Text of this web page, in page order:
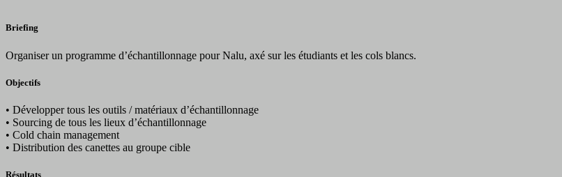
Briefing
Organiser un programme d’échantillonnage pour Nalu, axé sur les étudiants et les cols blancs.
Objectifs
• Développer tous les outils / matériaux d’échantillonnage
• Sourcing de tous les lieux d’échantillonnage
• Cold chain management
• Distribution des canettes au groupe cible
Résultats